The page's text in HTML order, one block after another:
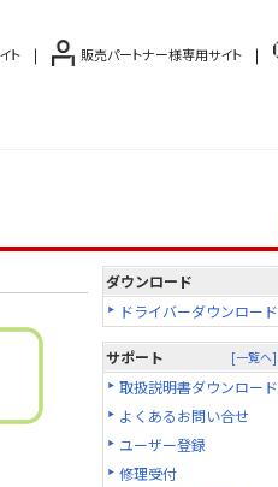
ト 販売パートナー様専用サイト
ダウンロード
ドライバーダウンロード
サポート [一覧へ]
取扱説明書ダウンロード
よくあるお問い合せ
ユーザー登録
修理受付